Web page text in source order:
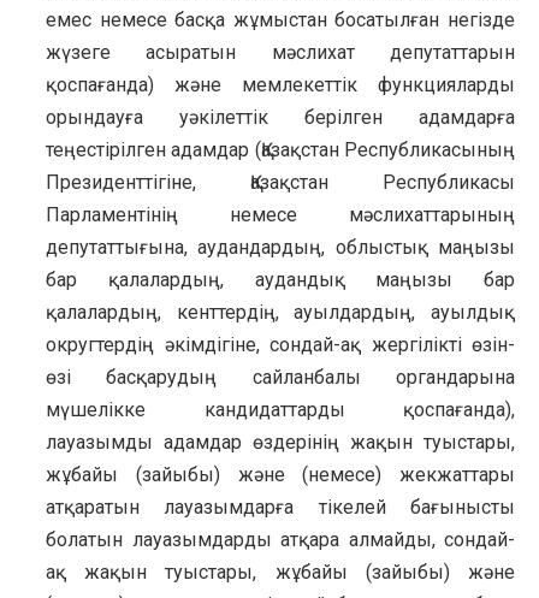
емес немесе басқа жұмыстан босатылған негізде
жүзеге асыратын мәслихат депутаттарын
қоспағанда) және мемлекеттік функцияларды
орындауға уәкілеттік берілген адамдарға
теңестірілген адамдар (Қазақстан Республикасының
Президенттігіне, Қазақстан Республикасы
Парламентінің немесе мәслихаттарының
депутаттығына, аудандардың, облыстық маңызы
бар қалалардың, аудандық маңызы бар
қалалардың, кенттердің, ауылдардың, ауылдық
округтердің әкімдігіне, сондай-ақ жергілікті өзін-
өзі басқарудың сайланбалы органдарына
мүшелікке кандидаттарды қоспағанда),
лауазымды адамдар өздерiнiң жақын туыстары,
жұбайы (зайыбы) және (немесе) жекжаттары
атқаратын лауазымдарға тiкелей бағынысты
болатын лауазымдарды атқара алмайды, сондай-
ақ жақын туыстары, жұбайы (зайыбы) және